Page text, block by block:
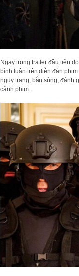
Ngay trong trailer đầu tiên
bình luận trên diễn đàn
ngụy trang, bắn súng, đánh
cảnh phim.